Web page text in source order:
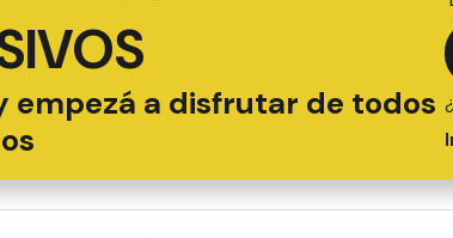
empezá a disfrutar de todos